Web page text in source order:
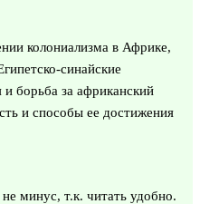
колониализма в Африке,
синайские
борьба за африканский
и способы ее достижения
минус, т.к. читать удобно.